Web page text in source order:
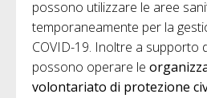
possono utilizzare le aree
temporaneamente per la
COVID-19. Inoltre a supporto
possono operare le
volontariato di protezione